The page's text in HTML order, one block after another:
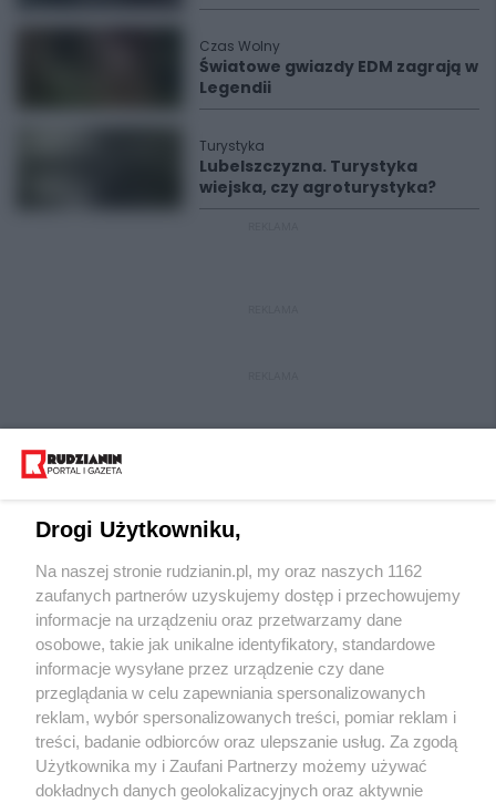
Czas Wolny
Światowe gwiazdy EDM zagrają w
Legendii
Turystyka
Lubelszczyzna. Turystyka
wiejska, czy agroturystyka?
Wydawca mediów lokalnych
Nie zapomnij
zapoznać się z:
polityką prywatności regulamin korzystania z portali
Twojemiasto Skontakuj sięz nami
Drogi Użytkowniku,
Na naszej stronie rudzianin.pl, my oraz naszych 1162
zaufanych partnerów uzyskujemy dostęp i przechowujemy
informacje na urządzeniu oraz przetwarzamy dane
osobowe, takie jak unikalne identyfikatory, standardowe
informacje wysyłane przez urządzenie czy dane
przeglądania w celu zapewniania spersonalizowanych
reklam, wybór spersonalizowanych treści, pomiar reklam i
treści, badanie odbiorców oraz ulepszanie usług. Za zgodą
Użytkownika my i Zaufani Partnerzy możemy używać
dokładnych danych geolokalizacyjnych oraz aktywnie